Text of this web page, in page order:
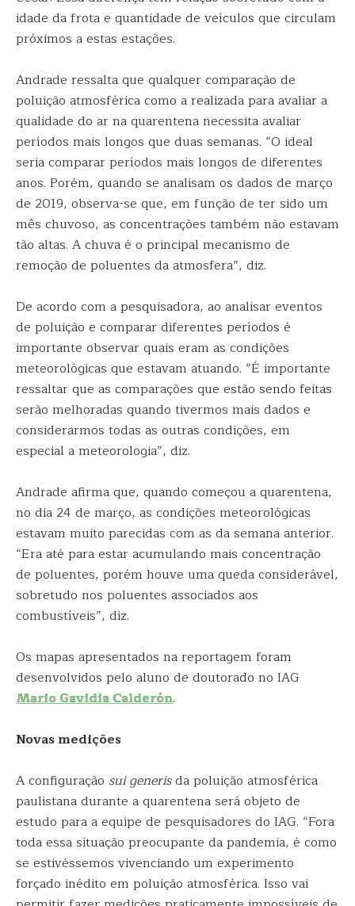
idade da frota e quantidade de veículos que circulam
próximos a estas estações.
Andrade ressalta que qualquer comparação de
poluição atmosférica como a realizada para avaliar a
qualidade do ar na quarentena necessita avaliar
períodos mais longos que duas semanas. “O ideal
seria comparar períodos mais longos de diferentes
anos. Porém, quando se analisam os dados de março
de 2019, observa-se que, em função de ter sido um
mês chuvoso, as concentrações também não estavam
tão altas. A chuva é o principal mecanismo de
remoção de poluentes da atmosfera”, diz.
De acordo com a pesquisadora, ao analisar eventos
de poluição e comparar diferentes períodos é
importante observar quais eram as condições
meteorológicas que estavam atuando. “É importante
ressaltar que as comparações que estão sendo feitas
serão melhoradas quando tivermos mais dados e
considerarmos todas as outras condições, em
especial a meteorologia”, diz.
Andrade afirma que, quando começou a quarentena,
no dia 24 de março, as condições meteorológicas
estavam muito parecidas com as da semana anterior.
“Era até para estar acumulando mais concentração
de poluentes, porém houve uma queda considerável,
sobretudo nos poluentes associados aos
combustíveis”, diz.
Os mapas apresentados na reportagem foram
desenvolvidos pelo aluno de doutorado no IAG
Mario Gavidia Calderón.
Novas medições
A configuração sui generisda poluição atmosférica
paulistana durante a quarentena será objeto de
estudo para a equipe de pesquisadores do IAG. “Fora
toda essa situação preocupante da pandemia, é como
se estivéssemos vivenciando um experimento
forçado inédito em poluição atmosférica. Isso vai